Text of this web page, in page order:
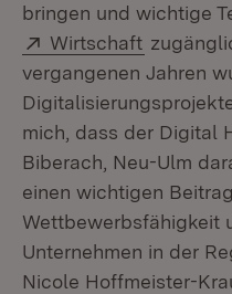
bringen und wichtige
Extern:
Wirtschaft (Öffnet
vergangenen Jahren
mich, dass der Digital
Biberach, Neu-Ulm
einen wichtigen
Wettbewerbsfähigkeit
Unternehmen in der
Nicole Hoffmeister-